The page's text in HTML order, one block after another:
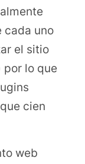
cada uno
el sitio
por lo que
cien
web